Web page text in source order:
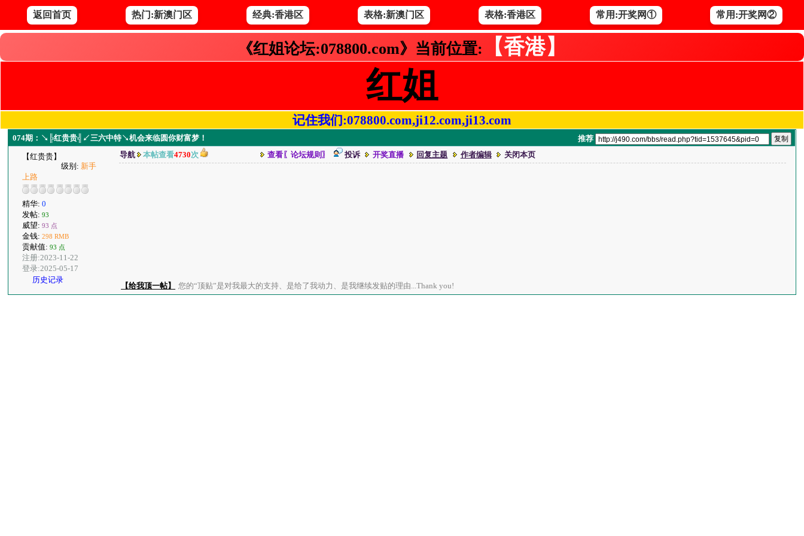
返回首页 热门:新澳门区 经典:香港区 表格:新澳门区 表格:香港区 常用:开奖网① 常用:开奖网②
《红姐论坛:078800.com》当前位置: 【香港】
红姐
记住我们:078800.com,ji12.com,ji13.com
074期：↘╠红贵贵╣↙三六中特↘机会来临圆你财富梦！ 推荐
【红贵贵】
级别: 新手
上路
精华:0
发帖:93
威望:93 点
金钱:298 RMB
贡献值:93 点
注册:2023-11-22
登录:2025-05-17
历史记录
导航 本帖查看4730次 查看〖论坛规则〗 投诉 开奖直播 回复主题 作者编辑 关闭本页
【给我顶一帖】 您的“顶贴”是对我最大的支持、是给了我动力、是我继续发贴的理由...Thank you!